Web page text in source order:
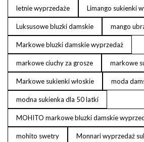
letnie wyprzedaże Limango sukienki
Luksusowe bluzki damskie mango
Markowe bluzki damskie wyprzedaż
markowe ciuchy za grosze markowe
Markowe sukienki włoskie moda
modna sukienka dla 50 latki
MOHITO markowe bluzki damskie
mohito swetry Monnari wyprzedaż